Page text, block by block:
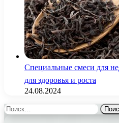
Специальные смеси для
для здоровья и роста
24.08.2024
Найти: